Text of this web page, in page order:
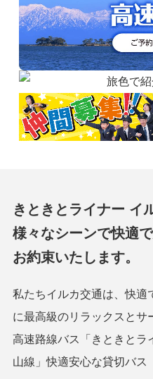
きときとライナー イ
様々なシーンで快適
お約束いたします。
私たちイルカ交通は、快適
に最高級のリラックスとサ
高速路線バス「きときとラ
山線」快適安心な貸切バス